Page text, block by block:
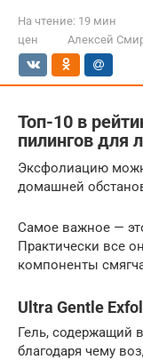
На чтение: 19 мин
цен
Алексей
Топ-10 в
пилингов для
Эксфолиацию
домашней
Самое важное —
Практически все
компоненты
Ultra Gentle
Гель, содержащий
благодаря чему